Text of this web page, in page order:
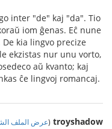
inter "de" kaj "da". Tio
iom ĝenas. Eĉ nune
kia lingvo precize
ekzistas nur unu vorto,
aŭ kvanto; kaj
ĉe lingvoj romancaj.
troyshadow
(عرض الملف